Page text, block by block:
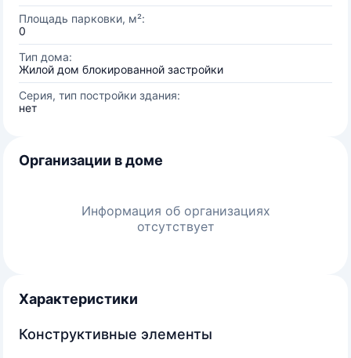
Площадь парковки, м²:
0
Тип дома:
Жилой дом блокированной застройки
Серия, тип постройки здания:
нет
Организации в доме
Информация об организациях
отсутствует
Характеристики
Конструктивные элементы